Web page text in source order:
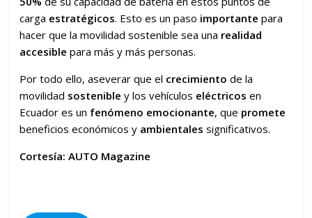
carga estratégicos. Esto es un paso importante para
hacer que la movilidad sostenible sea una realidad
accesible para más y más personas.
Por todo ello, aseverar que el crecimiento de la
movilidad sostenible y los vehículos eléctricos en
Ecuador es un fenómeno emocionante, que promete
beneficios económicos y ambientales significativos.
Cortesía: AUTO Magazine